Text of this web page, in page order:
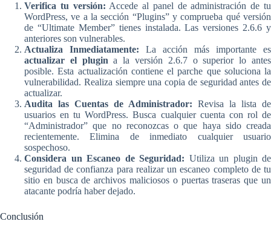
Verifica tu versión: Accede al panel de administración de tu
WordPress, ve a la sección “Plugins” y comprueba qué versión
de “Ultimate Member” tienes instalada. Las versiones 2.6.6 y
anteriores son vulnerables.
Actualiza Inmediatamente: La acción más importante es
actualizar el plugin a la versión 2.6.7 o superior lo antes
posible. Esta actualización contiene el parche que soluciona la
vulnerabilidad. Realiza siempre una copia de seguridad antes de
actualizar.
Audita las Cuentas de Administrador: Revisa la lista de
usuarios en tu WordPress. Busca cualquier cuenta con rol de
“Administrador” que no reconozcas o que haya sido creada
recientemente. Elimina de inmediato cualquier usuario
sospechoso.
Considera un Escaneo de Seguridad: Utiliza un plugin de
seguridad de confianza para realizar un escaneo completo de tu
sitio en busca de archivos maliciosos o puertas traseras que un
atacante podría haber dejado.
Conclusión